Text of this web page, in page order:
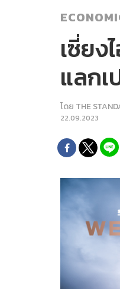
เซี่ยง
แลก
โดย THE
22.09.2023